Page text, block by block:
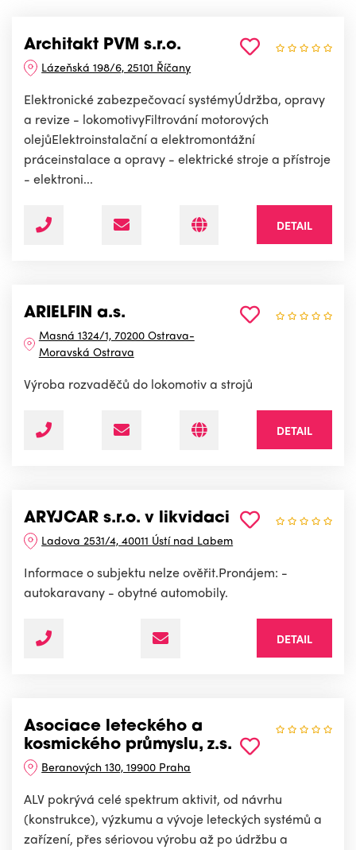
Architakt PVM s.r.o.
Lázeňská 198/6, 25101 Říčany
Elektronické zabezpečovací systémyÚdržba, opravy
a revize - lokomotivyFiltrování motorových
olejůElektroinstalační a elektromontážní
práceinstalace a opravy - elektrické stroje a přístroje
- elektroni...
DETAIL
ARIELFIN a.s.
Masná 1324/1, 70200 Ostrava-
Moravská Ostrava
Výroba rozvaděčů do lokomotiv a strojů
DETAIL
ARYJCAR s.r.o. v likvidaci
Ladova 2531/4, 40011 Ústí nad Labem
Informace o subjektu nelze ověřit.Pronájem: -
autokaravany - obytné automobily.
DETAIL
Asociace leteckého a
kosmického průmyslu, z.s.
Beranových 130, 19900 Praha
ALV pokrývá celé spektrum aktivit, od návrhu
(konstrukce), výzkumu a vývoje leteckých systémů a
zařízení, přes sériovou výrobu až po údržbu a